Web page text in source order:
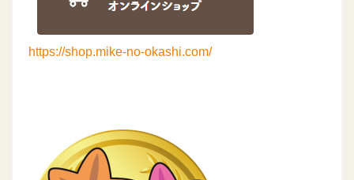
https://shop.mike-no-okashi.com/